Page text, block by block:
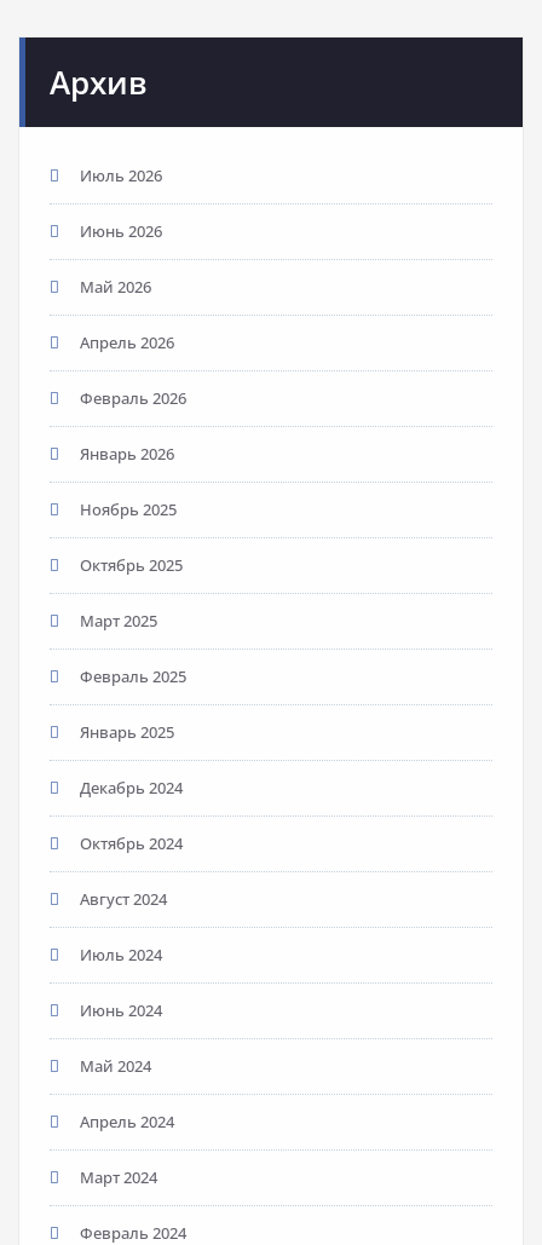
Архив
Июль 2026
Июнь 2026
Май 2026
Апрель 2026
Февраль 2026
Январь 2026
Ноябрь 2025
Октябрь 2025
Март 2025
Февраль 2025
Январь 2025
Декабрь 2024
Октябрь 2024
Август 2024
Июль 2024
Июнь 2024
Май 2024
Апрель 2024
Март 2024
Февраль 2024